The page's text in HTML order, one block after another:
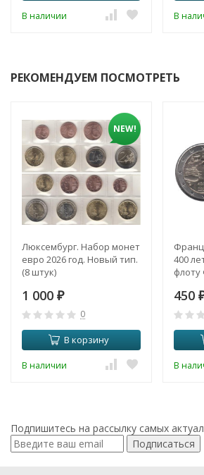
В наличии В
РЕКОМЕНДУЕМ ПОСМОТРЕТЬ
NEW!
Люксембург. Набор монет
евро 2026 год. Новый тип.
(8 штук)
1 000 ₽
0
В корзину
В наличии
400
450
В
Подпишитесь на рассылку самых
Подписаться